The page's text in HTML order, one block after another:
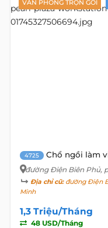
VĂN PHÒNG TRỌN GÓI
4725 Chổ ngồi làm
đường Điện Biên Phủ,
Địa chỉ cũ:đường Điện
Minh
1,3 Triệu/Tháng
48 USD/Tháng